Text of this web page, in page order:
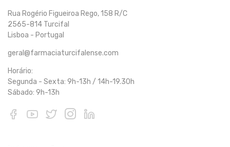
Rua Rogério Figueiroa Rego, 158 R/C
2565-814 Turcifal
Lisboa - Portugal
geral@farmaciaturcifalense.com
Horário:
Segunda - Sexta: 9h-13h / 14h-19.30h
Sábado: 9h-13h